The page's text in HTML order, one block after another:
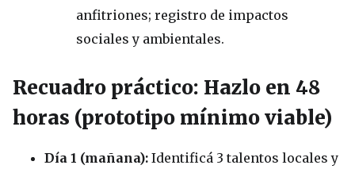
anfitriones; registro de impactos
sociales y ambientales.
Recuadro práctico: Hazlo en 48
horas (prototipo mínimo viable)
Día 1 (mañana): Identificá 3 talentos locales y